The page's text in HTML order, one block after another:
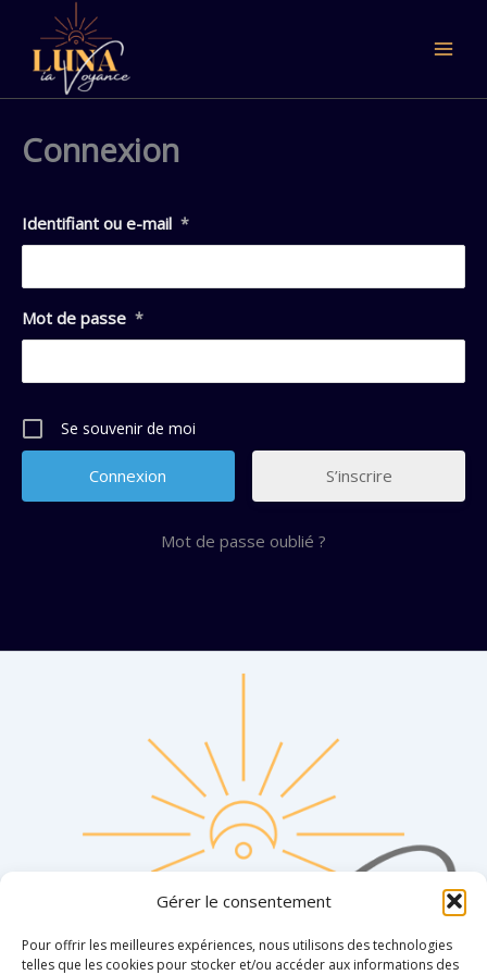
Gérer le consentement
Pour offrir les meilleures expériences, nous utilisons des technologies
telles que les cookies pour stocker et/ou accéder aux informations des
contenu
Connexion
Identifiant ou e-mail *
Mot de passe *
Se souvenir de moi
S’inscrire
Mot de passe oublié ?